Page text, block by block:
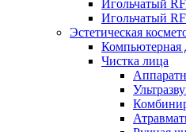
Игольчатый
Игольчатый
Эстетическая
Компьютерная
Чистка лица